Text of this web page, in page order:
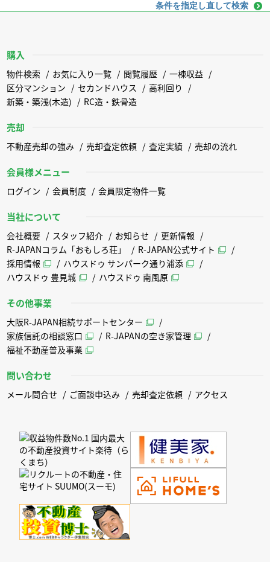
条件を指定し直して検索
購入
物件検索 お気に入り一覧 閲覧履歴
一棟収益
区分マンション
セカンドハウス
高利回り
新築・築浅(木造)
RC造・鉄骨造
売却
不動産売却の強み 売却査定依頼 査定実績 売却の流れ
会員様メニュー
ログイン 会員制度 会員限定物件一覧
当社について
会社概要 スタッフ紹介 お知らせ
更新情報
R-JAPANコラム「おもしろ荘」
R-JAPAN公式サイト
採用情報
ハウスドゥ サンパーク通り浦添
ハウスドゥ 豊見城
ハウスドゥ 南風原
その他事業
大阪R-JAPAN相続サポートセンター
家族信託の相談窓口
R-JAPANの空き家管理
福祉不動産普及事業
問い合わせ
メール問合せ ご面談申込み 売却査定依頼 アクセス